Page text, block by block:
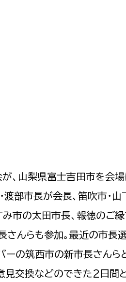
選挙管理委員会事務
選挙管理委員会事務局
、山梨県富士吉田市を会
部市長が会長、笛吹市・山
市の太田市長、報徳のご
さんらも参加。最近の市長
ーの筑西市の新市長さんら
見交換などのできた2日間